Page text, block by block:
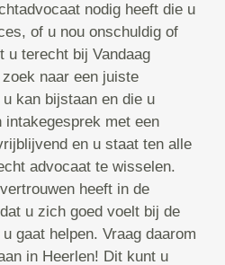
nodig heeft die u
of u nou onschuldig of
u terecht bij Vandaag
naar een juiste
kan bijstaan en die u
met een
en u staat ten alle
advocaat te wisselen.
heeft in de
u zich goed voelt bij de
gaat helpen. Vraag daarom
in Heerlen! Dit kunt u